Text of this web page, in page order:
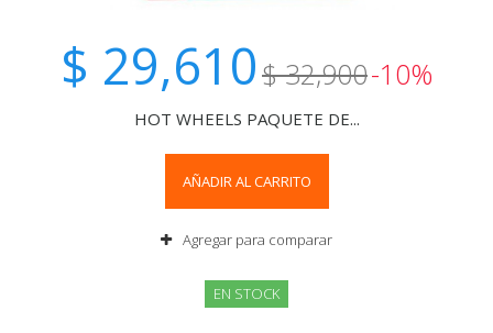
$ 29,610$ 32,900-10%
HOT WHEELS PAQUETE DE...
AÑADIR AL CARRITO
Agregar para comparar
EN STOCK